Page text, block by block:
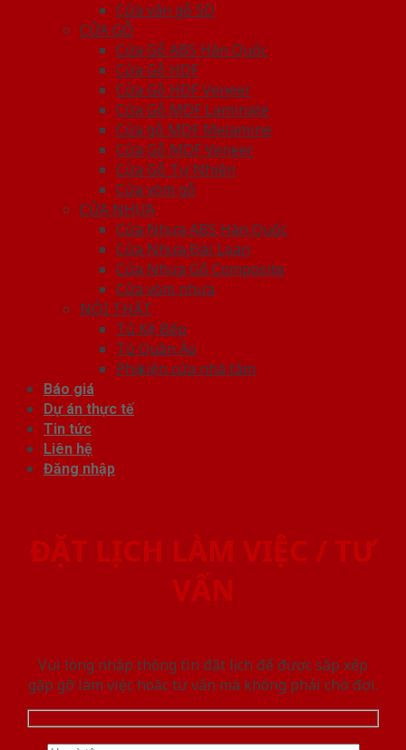
Cửa vân gỗ 5D
CỬA GỖ
Cửa Gỗ ABS Hàn Quốc
Cửa Gỗ HDF
Cửa Gỗ HDF Veneer
Cửa Gỗ MDF Laminate
Cửa gỗ MDF Melamine
Cửa Gỗ MDF Veneer
Cửa Gỗ Tự Nhiên
Cửa vòm gỗ
CỬA NHỰA
Cửa Nhựa ABS Hàn Quốc
Cửa Nhựa Đài Loan
Cửa Nhựa Gỗ Composite
Cửa vòm nhựa
NỘI THẤT
Tủ Kệ Bếp
Tủ Quần Áo
Phụ kiện cửa nhà tắm
Báo giá
Dự án thực tế
Tin tức
Liên hệ
Đăng nhập
ĐẶT LỊCH LÀM VIỆC / TƯ
VẤN
Vui lòng nhập thông tin đặt lịch để được sắp xếp
gặp gỡ làm việc hoăc tư vấn mà không phải chờ đợi.